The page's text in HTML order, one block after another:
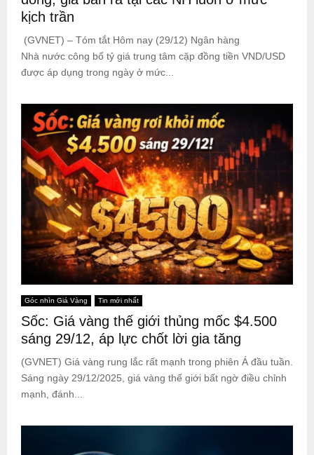
kịch trần
(GVNET) – Tóm tắt Hôm nay (29/12) Ngân hàng
Nhà nước công bố tỷ giá trung tâm cặp đồng tiền VND/USD
được áp dụng trong ngày ở mức...
Góc nhìn Giá Vàng Tin mới nhất
Sốc: Giá vàng thế giới thủng mốc $4.500
sáng 29/12, áp lực chốt lời gia tăng
(GVNET) Giá vàng rung lắc rất mạnh trong phiên Á đầu tuần.
Sáng ngày 29/12/2025, giá vàng thế giới bất ngờ điều chỉnh
mạnh, đánh...